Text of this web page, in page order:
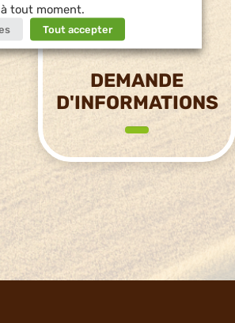
DEMANDE
D'INFORMATIONS
tout moment.
Tout accepter